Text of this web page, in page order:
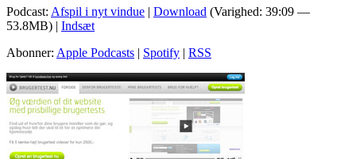
Podcast: Afspil i nyt vindue | Download (Varighed: 39:09 —
53.8MB) | Indsæt
Abonner: Apple Podcasts | Spotify | RSS